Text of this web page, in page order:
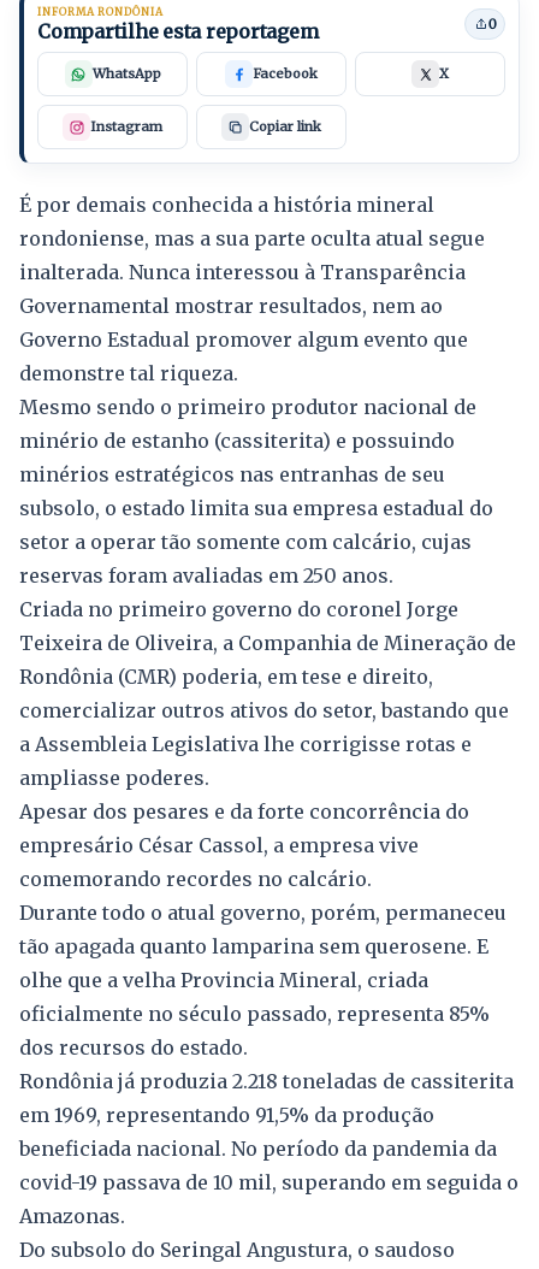
INFORMA RONDÔNIA
Compartilhe esta reportagem 0
WhatsApp Facebook X
Instagram Copiar link
É por demais conhecida a história mineral
rondoniense, mas a sua parte oculta atual segue
inalterada. Nunca interessou à Transparência
Governamental mostrar resultados, nem ao
Governo Estadual promover algum evento que
demonstre tal riqueza.
Mesmo sendo o primeiro produtor nacional de
minério de estanho (cassiterita) e possuindo
minérios estratégicos nas entranhas de seu
subsolo, o estado limita sua empresa estadual do
setor a operar tão somente com calcário, cujas
reservas foram avaliadas em 250 anos.
Criada no primeiro governo do coronel Jorge
Teixeira de Oliveira, a Companhia de Mineração de
Rondônia (CMR) poderia, em tese e direito,
comercializar outros ativos do setor, bastando que
a Assembleia Legislativa lhe corrigisse rotas e
ampliasse poderes.
Apesar dos pesares e da forte concorrência do
empresário César Cassol, a empresa vive
comemorando recordes no calcário.
Durante todo o atual governo, porém, permaneceu
tão apagada quanto lamparina sem querosene. E
olhe que a velha Provincia Mineral, criada
oficialmente no século passado, representa 85%
dos recursos do estado.
Rondônia já produzia 2.218 toneladas de cassiterita
em 1969, representando 91,5% da produção
beneficiada nacional. No período da pandemia da
covid-19 passava de 10 mil, superando em seguida o
Amazonas.
Do subsolo do Seringal Angustura, o saudoso